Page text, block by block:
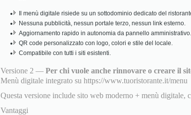
Il menù digitale risiede su un sottodominio dedicato del
Nessuna pubblicità, nessun portale terzo, nessun link esterno.
Aggiornamento rapido in autonomia da pannello amministrativo.
QR code personalizzato con logo, colori e stile del locale.
Compatibile con tutti i siti esistenti.
Versione 2 — Per chi vuole anche rinnovare o creare il
Menù digitale integrato su https://www.tuoristorante.it/menu
Questa versione include sito web moderno + menù digitale,
Vantaggi